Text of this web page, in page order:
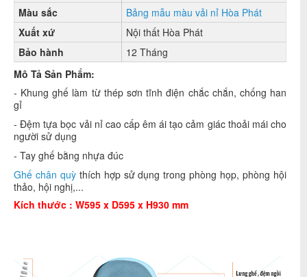
Màu sắc
Bảng mẫu màu vải nỉ Hòa Phát
Xuất xứ
Nội thất Hòa Phát
Bảo hành
12 Tháng
Mô Tả Sản Phẩm:
- Khung ghế làm từ thép sơn tĩnh điện chắc chắn, chống han
gỉ
- Đệm tựa bọc vải nỉ cao cấp êm ái tạo cảm giác thoải mái cho
người sử dụng
- Tay ghế bằng nhựa đúc
Ghế chân quỳthích hợp sử dụng trong phòng họp, phòng hội
thảo, hội nghị,...
Kích thước : W595 x D595 x H930 mm